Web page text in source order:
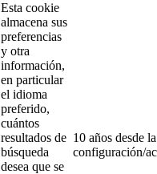
Esta cookie
almacena sus
preferencias
y otra
información,
en particular
el idioma
preferido,
cuántos
resultados de
búsqueda
desea que se
10 años desde la
configuración/